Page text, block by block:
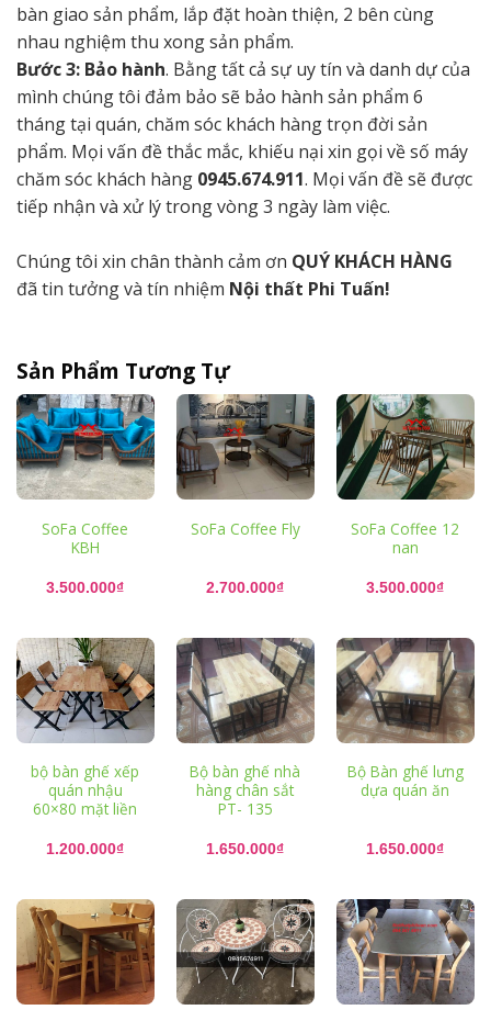
bàn giao sản phẩm, lắp đặt hoàn thiện, 2 bên cùng
nhau nghiệm thu xong sản phẩm.
Bước 3: Bảo hành. Bằng tất cả sự uy tín và danh dự của
mình chúng tôi đảm bảo sẽ bảo hành sản phẩm 6
tháng tại quán, chăm sóc khách hàng trọn đời sản
phẩm. Mọi vấn đề thắc mắc, khiếu nại xin gọi về số máy
chăm sóc khách hàng 0945.674.911. Mọi vấn đề sẽ được
tiếp nhận và xử lý trong vòng 3 ngày làm việc.
Chúng tôi xin chân thành cảm ơn QUÝ KHÁCH HÀNG
đã tin tưởng và tín nhiệm Nội thất Phi Tuấn!
Sản Phẩm Tương Tự
SoFa Coffee
KBH
3.500.000₫
SoFa Coffee Fly
2.700.000₫
SoFa Coffee 12
nan
3.500.000₫
bộ bàn ghế xếp
quán nhậu
60×80 mặt liền
1.200.000₫
Bộ bàn ghế nhà
hàng chân sắt
PT- 135
1.650.000₫
Bộ Bàn ghế lưng
dựa quán ăn
1.650.000₫